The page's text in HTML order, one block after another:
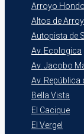
Arroyo Hondo
Altos de
Autopista de
Av. Ecologica
Av. Jacobo
Av. República
Bella Vista
El Cacique
El Vergel